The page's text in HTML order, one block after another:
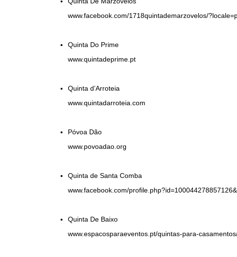
www.facebook.com/1718quintademarzovelos/
Quinta Do Prime
www.quintadeprime.pt
Quinta d’Arroteia
www.quintadarroteia.com
Póvoa Dão
www.povoadao.org
Quinta de Santa Comba
www.facebook.com/
Quinta De Baixo
www.espacosparaeventos.pt/quintas-para-